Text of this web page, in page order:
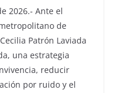
2026.- Ante el
de
Patrón Laviada
una estrategia
reducir
por ruido y el